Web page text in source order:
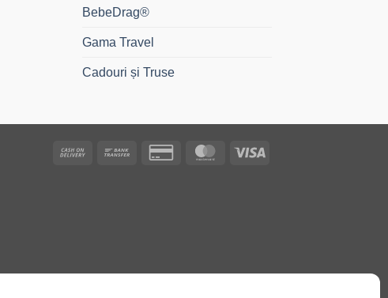
BebeDrag®
Gama Travel
Cadouri și Truse
Cash
Bank
Credit
MasterCard